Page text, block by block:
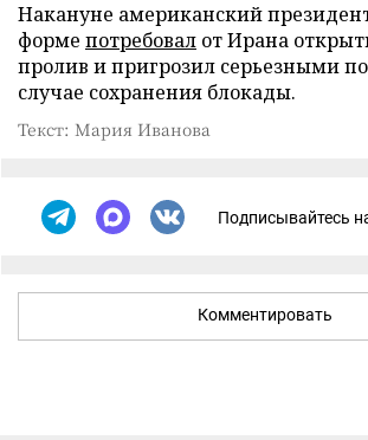
Накануне американский
форме потребовал от Ирана
пролив и пригрозил серьезными
случае сохранения блокады.
Текст: Мария Иванова
Подписывайтесь
Комментировать